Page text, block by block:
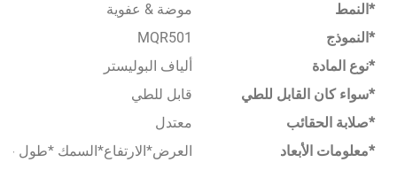
موضة & عفوية
ألياف البوليستر
القابل للطي
قابل للطي
العرض*الارتفاع*السمك *طول حزام الكتف